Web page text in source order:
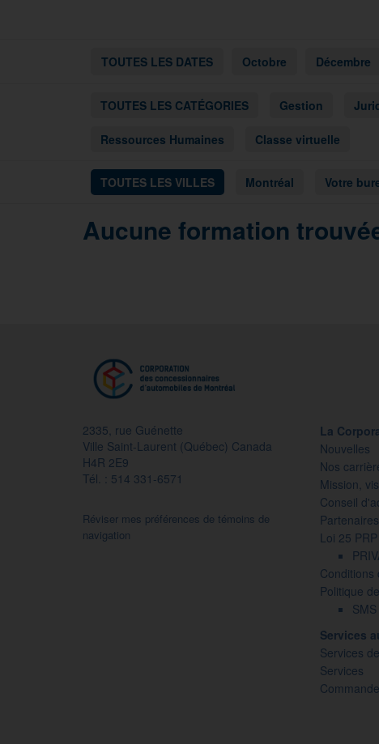
TOUTES LES DATES Octobre Décembre
TOUTES LES CATÉGORIES Gestion
Ressources Humaines Classe virtuelle
TOUTES LES VILLES Montréal Votre
Aucune formation
2335, rue Guénette
Ville Saint-Laurent (Québec) Canada
H4R 2E9
Tél. : 514 331-6571
Réviser mes préférences de témoins de
navigation
La
Nouvelles
Nos
Mission,
Conseil
Partenaires
Loi 25 PRP
Conditions
Politique
Services
Services
Services